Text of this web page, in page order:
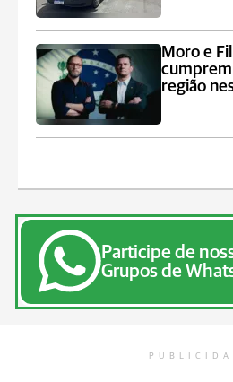
Moro e
cumprem
região
Participe de
Grupos de